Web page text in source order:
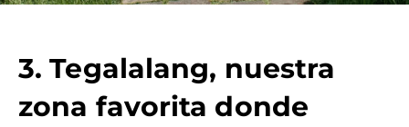
3. Tegalalang, nuestra
zona favorita donde